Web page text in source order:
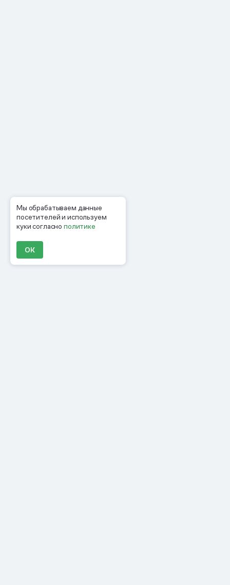
Мы обрабатываем данные
посетителей и используем
куки согласнополитике
ОК